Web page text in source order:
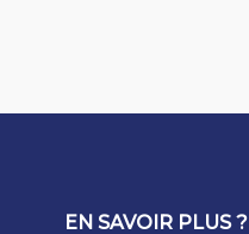
EN SAVOIR PLUS ?